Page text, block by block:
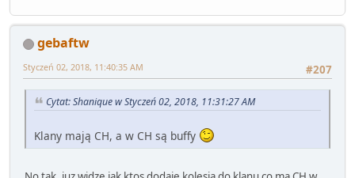
gebaftw
#207
Styczeń 02, 2018, 11:40:35 AM
Cytat: Shanique w Styczeń 02, 2018, 11:31:27 AM
Klany mają CH, a w CH są buffy